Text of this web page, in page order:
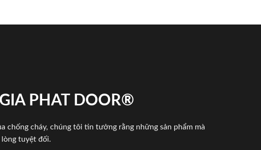
PHAT DOOR®
chống cháy, chúng tôi tin tưởng rằng những sản phẩm mà
lòng tuyệt đối.